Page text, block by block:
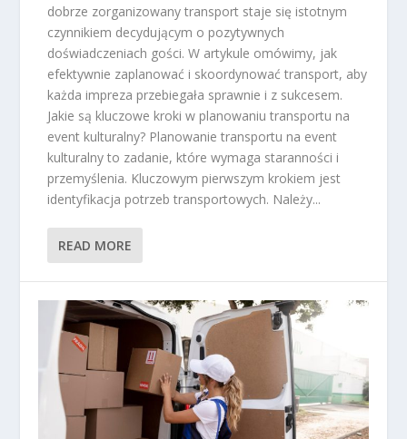
dobrze zorganizowany transport staje się istotnym
czynnikiem decydującym o pozytywnych
doświadczeniach gości. W artykule omówimy, jak
efektywnie zaplanować i skoordynować transport, aby
każda impreza przebiegała sprawnie i z sukcesem.
Jakie są kluczowe kroki w planowaniu transportu na
event kulturalny? Planowanie transportu na event
kulturalny to zadanie, które wymaga staranności i
przemyślenia. Kluczowym pierwszym krokiem jest
identyfikacja potrzeb transportowych. Należy...
READ MORE